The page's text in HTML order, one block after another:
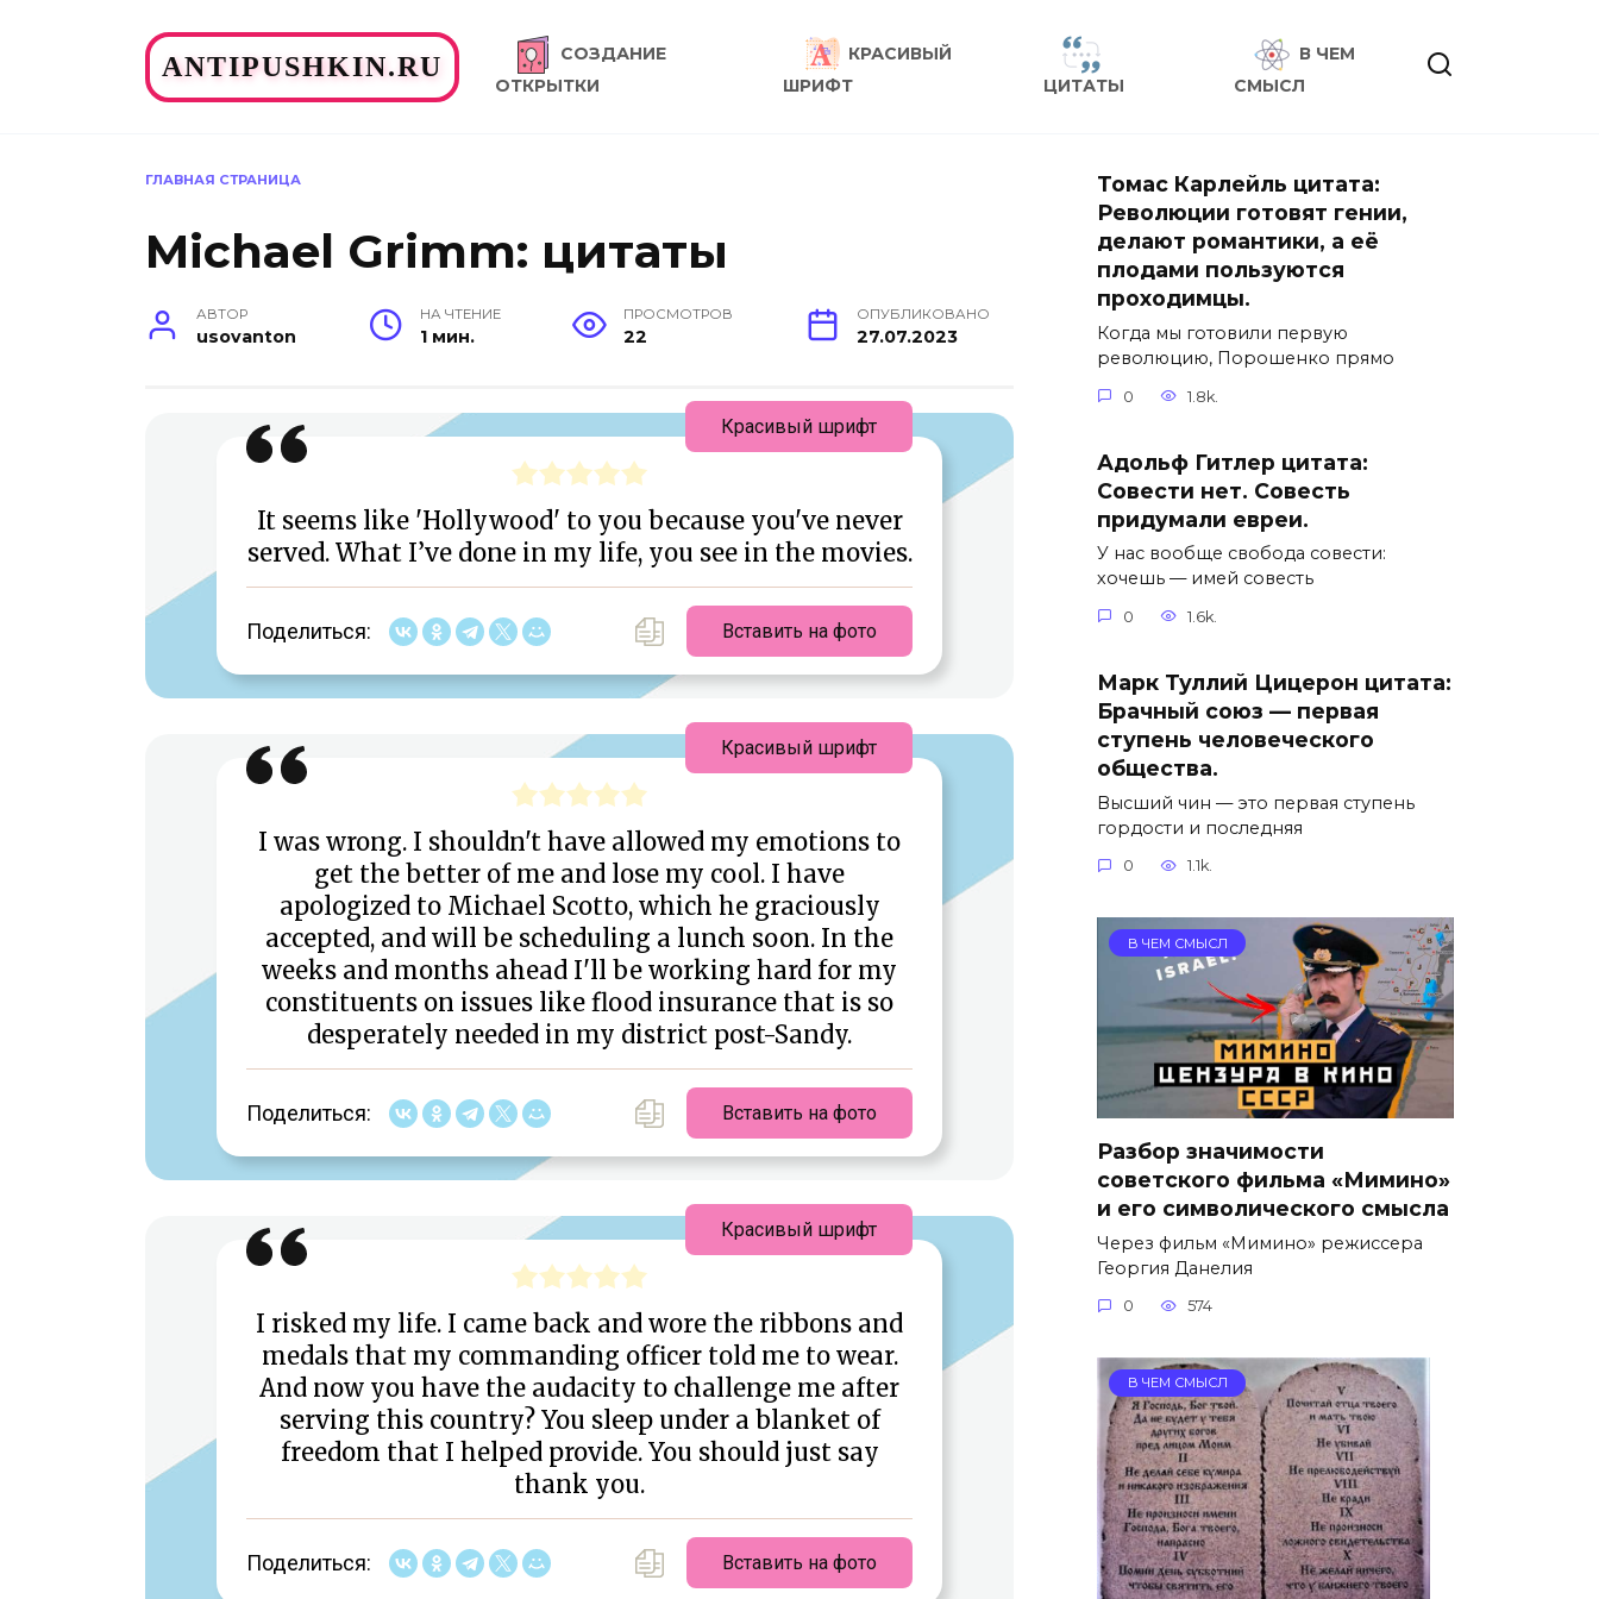
ANTIPUSHKIN.RU
СОЗДАНИЕ
ОТКРЫТКИ
КРАСИВЫЙ
ШРИФТ
ЦИТАТЫ
В ЧЕМ
СМЫСЛ
ГЛАВНАЯ СТРАНИЦА
Michael Grimm: цитаты
АВТОР
usovanton
НА ЧТЕНИЕ
1 мин.
ПРОСМОТРОВ
22
ОПУБЛИКОВАНО
27.07.2023
It seems like 'Hollywood' to you because you've never
served. What I’ve done in my life, you see in the movies.
Поделиться: Вставить на фото
Красивый шрифт
I was wrong. I shouldn't have allowed my emotions to
get the better of me and lose my cool. I have
apologized to Michael Scotto, which he graciously
accepted, and will be scheduling a lunch soon. In the
weeks and months ahead I'll be working hard for my
constituents on issues like flood insurance that is so
desperately needed in my district post-Sandy.
Поделиться: Вставить на фото
Красивый шрифт
I risked my life. I came back and wore the ribbons and
medals that my commanding officer told me to wear.
And now you have the audacity to challenge me after
serving this country? You sleep under a blanket of
freedom that I helped provide. You should just say
thank you.
Поделиться: Вставить на фото
Красивый шрифт
Томас Карлейль цитата:
Революции готовят гении,
делают романтики, а её
плодами пользуются
проходимцы.
Когда мы готовили первую
революцию, Порошенко прямо
0 1.8k.
Адольф Гитлер цитата:
Совести нет. Совесть
придумали евреи.
У нас вообще свобода совести:
хочешь — имей совесть
0 1.6k.
Марк Туллий Цицерон цитата:
Брачный союз — первая
ступень человеческого
общества.
Высший чин — это первая ступень
гордости и последняя
0 1.1k.
В ЧЕМ СМЫСЛ
Разбор значимости
советского фильма «Мимино»
и его символического смысла
Через фильм «Мимино» режиссера
Георгия Данелия
0 574
В ЧЕМ СМЫСЛ